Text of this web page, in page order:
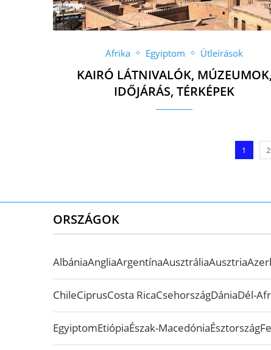
Afrika Egyiptom Útleírások
KAIRÓ LÁTNIVALÓK, MÚZEUMOK,
IDŐJÁRÁS, TÉRKÉPEK
1 2
ORSZÁGOK
AlbániaAngliaArgentínaAusztráliaAusztria
ChileCiprusCosta RicaCsehországDániaDél-
EgyiptomEtiópiaÉszak-MacedóniaÉsztország